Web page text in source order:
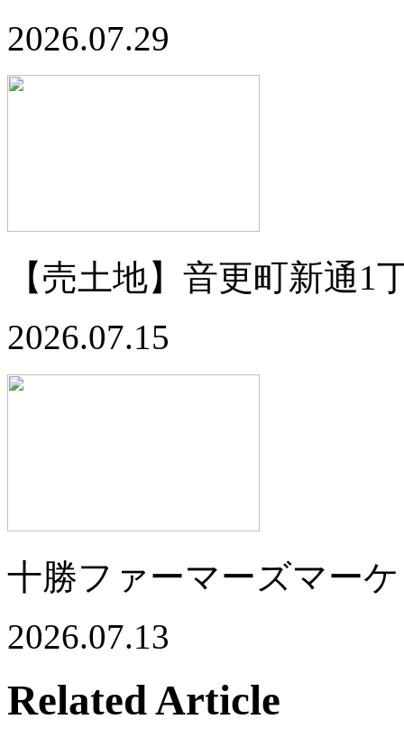
2026.07.29
【売土地】音更町新通1
2026.07.15
十勝ファーマーズマー
2026.07.13
Related Article